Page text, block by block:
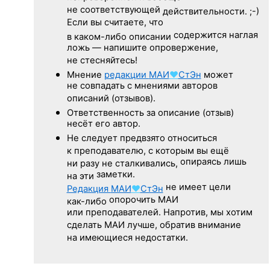
не соответствующей действительности. ;-)
Если вы считаете, что
в каком-либо описании содержится наглая
ложь — напишите опровержение,
не стесняйтесь!
Мнение редакции МАИ♥СтЭн может
не совпадать с мнениями авторов
описаний (отзывов).
Ответственность за описание (отзыв)
несёт его автор.
Не следуетпредвзято относиться
к преподавателю, с которым вы ещё
ни разу не сталкивались, опираясь лишь
на эти заметки.
Редакция МАИ♥СтЭн не имеет цели
как-либо опорочить МАИ
или преподавателей. Напротив, мы хотим
сделать МАИ лучше, обратив внимание
на имеющиеся недостатки.